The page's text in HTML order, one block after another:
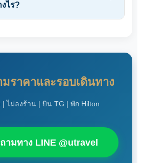
ไร?
ราคาและรอบเดินทาง
| ไม่ลงร้าน | บิน TG | พัก Hilton
ามทาง LINE @utravel